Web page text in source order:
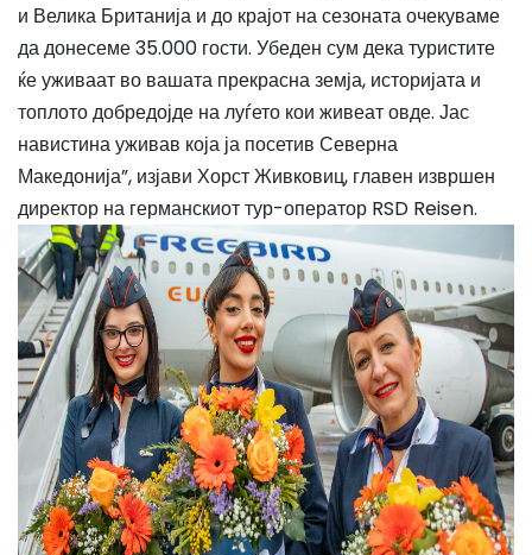
и Велика Британија и до крајот на сезоната очекуваме
да донесеме 35.000 гости. Убеден сум дека туристите
ќе уживаат во вашата прекрасна земја, историјата и
топлото добредојде на луѓето кои живеат овде. Јас
навистина уживав која ја посетив Северна
Македонија”, изјави Хорст Живковиц, главен извршен
директор на германскиот тур-оператор RSD Reisen.